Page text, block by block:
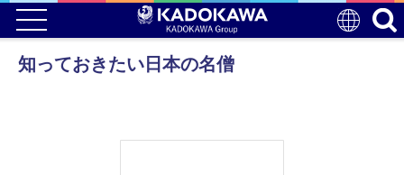
知っておきたい日本の名僧